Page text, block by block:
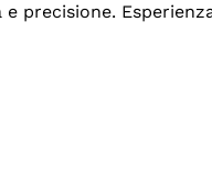
precisione.